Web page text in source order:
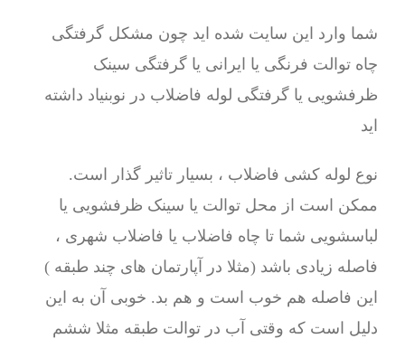
شما وارد این سایت شده اید چون مشکل گرفتگی
چاه توالت فرنگی یا ایرانی یا گرفتگی سینک
ظرفشویی یا گرفتگی لوله فاضلاب در نوبنیاد داشته
اید
نوع لوله کشی فاضلاب ، بسیار تاثیر گذار است.
ممکن است از محل توالت یا سینک ظرفشویی یا
لباسشویی شما تا چاه فاضلاب یا فاضلاب شهری ،
فاصله زیادی باشد (مثلا در آپارتمان های چند طبقه )
این فاصله هم خوب است و هم بد. خوبی آن به این
دلیل است که وقتی آب در توالت طبقه مثلا ششم